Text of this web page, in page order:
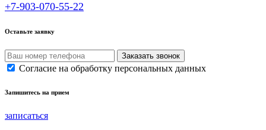
+7-903-070-55-22
Оставьте заявку
Согласие на обработку персональных данных
Запишитесь на прием
записаться